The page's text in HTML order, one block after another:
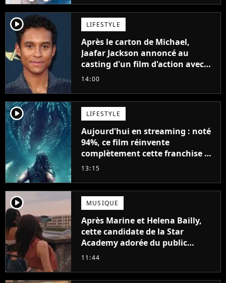
player2 LIFESTYLE
Après le carton de Michael,
Jaafar Jackson annoncé au
casting d'un film d'action avec
Will Smith
14:00
player2 LIFESTYLE
Aujourd'hui en streaming : noté
94%, ce film réinvente
complètement cette franchise de
science-fiction vieille de 40 ans
13:15
player2 MUSIQUE
Après Marine et Helena Bailly,
cette candidate de la Star
Academy adorée du public
annonce son premier album,
11:44